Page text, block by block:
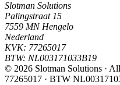
Slotman Solutions
Palingstraat 15
7559 MN Hengelo
Nederland
KVK: 77265017
BTW: NL003171033B19
© 2026 Slotman Solutions ·
77265017 · BTW